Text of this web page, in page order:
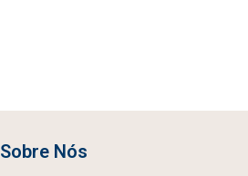
Sobre Nós